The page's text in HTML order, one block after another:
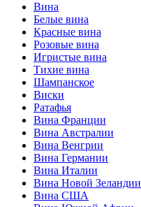
Вина
Белые вина
Красные вина
Розовые вина
Игристые вина
Тихие вина
Шампанское
Виски
Ратафья
Вина Франции
Вина Австралии
Вина Венгрии
Вина Германии
Вина Италии
Вина Новой Зеландии
Вина США